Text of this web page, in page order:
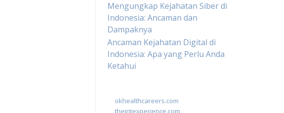
Mengungkap Kejahatan Siber di
Indonesia: Ancaman dan
Dampaknya
Ancaman Kejahatan Digital di
Indonesia: Apa yang Perlu Anda
Ketahui
okhealthcareers.com
theintexperience.com